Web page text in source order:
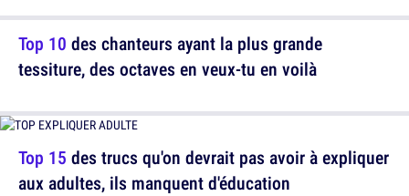
Top 15 des trucs qu'on devrait pas avoir à expliquer
aux adultes, ils manquent d'éducation
Top 10 des chanteurs ayant la plus grande
tessiture, des octaves en veux-tu en voilà